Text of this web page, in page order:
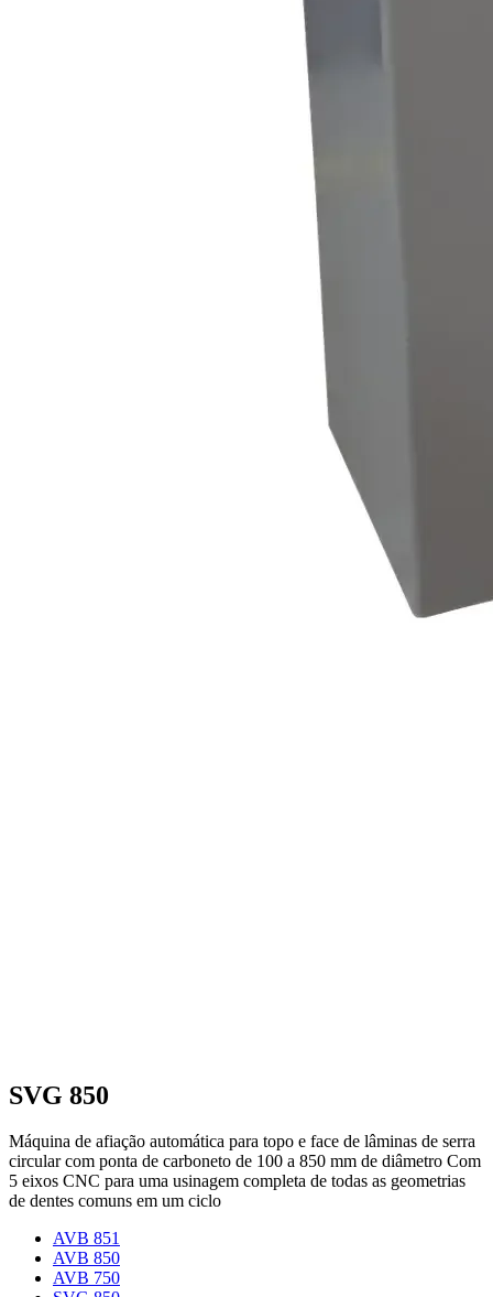
SVG 850
Máquina de afiação automática para topo e face de lâminas de serra
circular com ponta de carboneto de 100 a 850 mm de diâmetro Com
5 eixos CNC para uma usinagem completa de todas as geometrias
de dentes comuns em um ciclo
AVB 851
AVB 850
AVB 750